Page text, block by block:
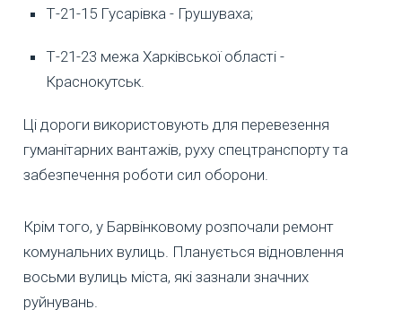
Т-21-15 Гусарівка - Грушуваха;
Т-21-23 межа Харківської області -
Краснокутськ.
Ці дороги використовують для перевезення
гуманітарних вантажів, руху спецтранспорту та
забезпечення роботи сил оборони.
Крім того, у Барвінковому розпочали ремонт
комунальних вулиць. Планується відновлення
восьми вулиць міста, які зазнали значних
руйнувань.